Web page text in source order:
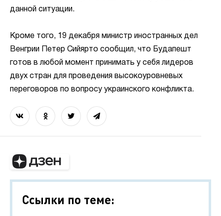
данной ситуации.
Кроме того, 19 декабря министр иностранных дел
Венгрии Петер Сийярто сообщил, что Будапешт
готов в любой момент принимать у себя лидеров
двух стран для проведения высокоуровневых
переговоров по вопросу украинского конфликта.
Ссылки по теме: